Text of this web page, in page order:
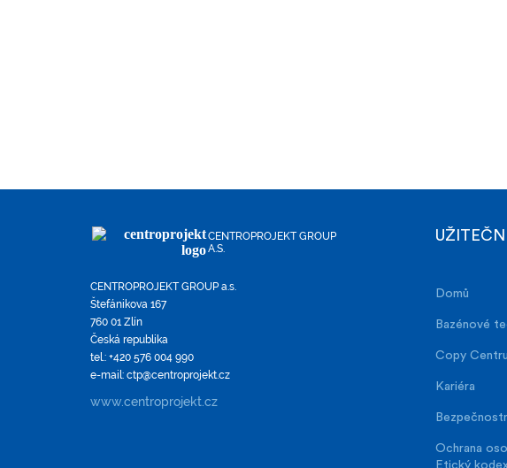
CENTROPROJEKT GROUP
A.S.
CENTROPROJEKT GROUP a.s.
Štefánikova 167
760 01 Zlín
Česká republika
tel.: +420 576 004 990
e-mail: ctp@centroprojekt.cz
www.centroprojekt.cz
Domů
Bazénové
Copy
Kariéra
Ochrana
Etický